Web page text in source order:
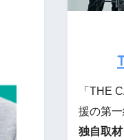
「THE
援の第
独自取材